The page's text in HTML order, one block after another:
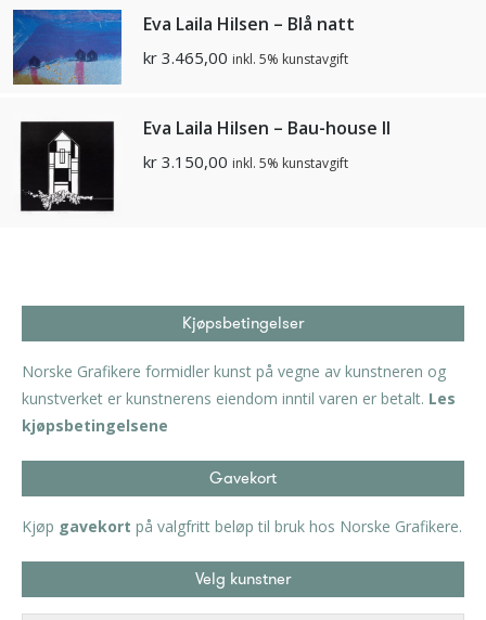
Eva Laila Hilsen – Blå natt
kr 3.465,00 inkl. 5% kunstavgift
Eva Laila Hilsen – Bau-house II
kr 3.150,00 inkl. 5% kunstavgift
Kjøpsbetingelser
Norske Grafikere formidler kunst på vegne av kunstneren og
kunstverket er kunstnerens eiendom inntil varen er betalt. Les
kjøpsbetingelsene
Gavekort
Kjøp gavekort på valgfritt beløp til bruk hos Norske Grafikere.
Velg kunstner